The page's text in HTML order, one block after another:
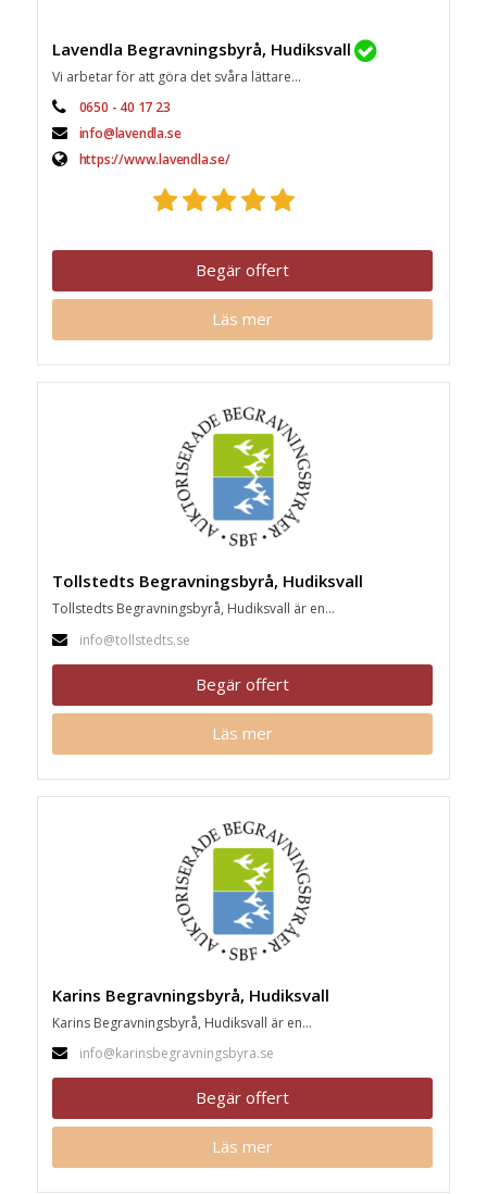
Lavendla Begravningsbyrå, Hudiksvall
Vi arbetar för att göra det svåra lättare...
0650 - 40 17 23
info@lavendla.se
https://www.lavendla.se/
Begär offert
Läs mer
Tollstedts Begravningsbyrå, Hudiksvall
Tollstedts Begravningsbyrå, Hudiksvall är en...
info@tollstedts.se
Begär offert
Läs mer
Karins Begravningsbyrå, Hudiksvall
Karins Begravningsbyrå, Hudiksvall är en...
info@karinsbegravningsbyra.se
Begär offert
Läs mer